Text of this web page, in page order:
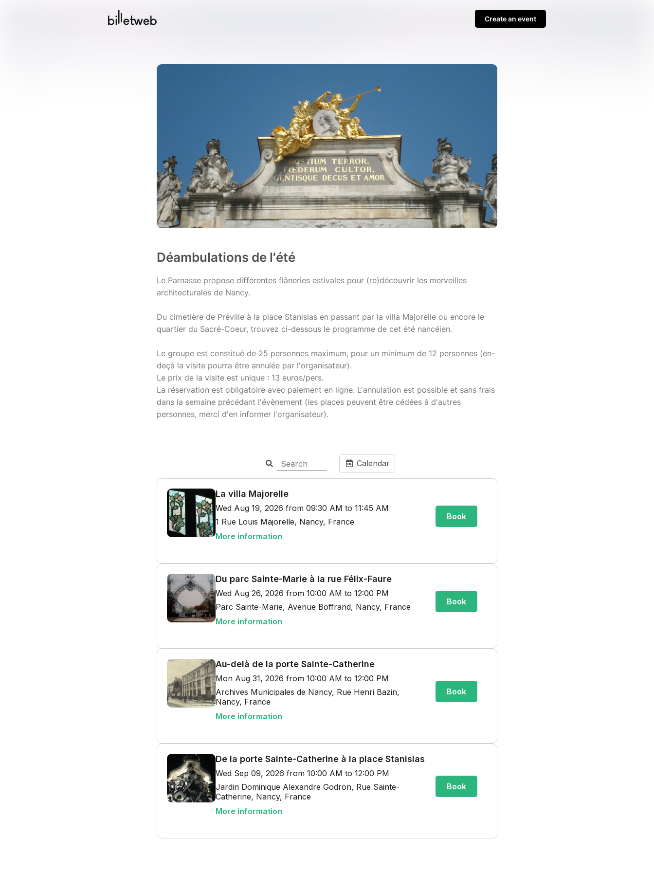
Create an event
Déambulations de l'été
Le Parnasse propose différentes flâneries estivales pour (re)découvrir les merveilles
architecturales de Nancy.
Du cimetière de Préville à la place Stanislas en passant par la villa Majorelle ou encore le
quartier du Sacré-Coeur, trouvez ci-dessous le programme de cet été nancéien.
Le groupe est constitué de 25 personnes maximum, pour un minimum de 12 personnes (en-
deçà la visite pourra être annulée par l'organisateur).
Le prix de la visite est unique : 13 euros/pers.
La réservation est obligatoire avec paiement en ligne. L'annulation est possible et sans frais
dans la semaine précédant l'évènement (les places peuvent être cédées à d'autres
personnes, merci d'en informer l'organisateur).